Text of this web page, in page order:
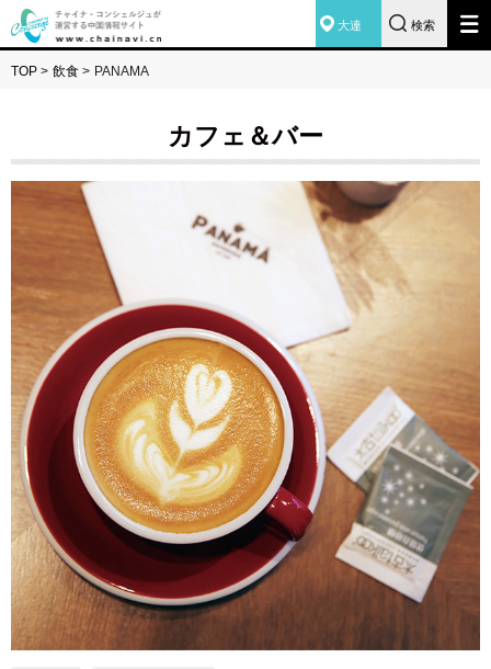
大連 検索
TOP > 飲食 > PANAMA
カフェ＆バー